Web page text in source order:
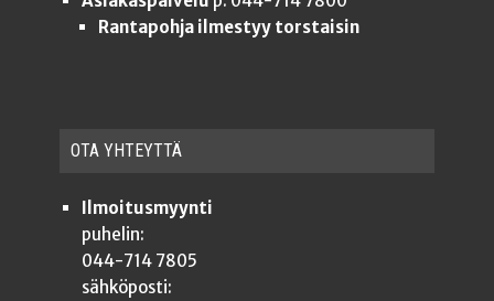
Rantapohja ilmestyy torstaisin
OTA YHTEYT­TÄ
Ilmoitusmyynti
puhelin:
044-714 7805
sähköposti: